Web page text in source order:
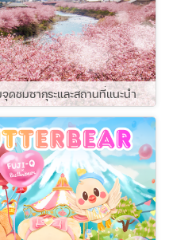
สอบข้อมูลกันดีๆนะคะ หรือถ้า
รถให้ทางบริษัทเราจัดดูแแล หรือ
แผนกับทางเราได้ค่ะ
ครดิต/เดบิตที่เหมาะกับการใช้
ศ เพื่อความสะดวก ✨ เตรียมตัว
กเดินทาง จะช่วยให้ผ่านขั้นตอน
องได้อย่างราบรื่น และเที่ยว
ายใจ บันทึกโพสต์นี้ไว้เป็นเช็
ล้วแชร์ให้เพื่อนร่วมทริปได้เลย
ดชมซากุระและสถานที่แนะนำ